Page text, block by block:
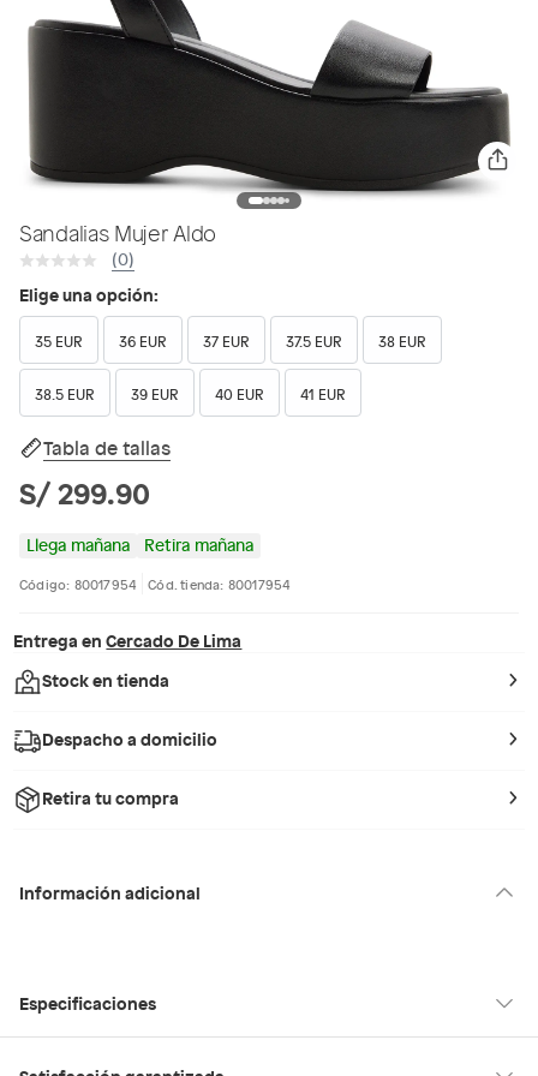
Sandalias Mujer Aldo
(0)
Elige una opción:
35 EUR 36 EUR 37 EUR 37.5 EUR 38 EUR
38.5 EUR 39 EUR 40 EUR 41 EUR
Tabla de tallas
S/ 299.90
Llega mañana Retira mañana
Código: 80017954 Cód. tienda: 80017954
Entrega en Cercado De Lima
Stock en tienda
Despacho a domicilio
Retira tu compra
Información adicional
Especificaciones